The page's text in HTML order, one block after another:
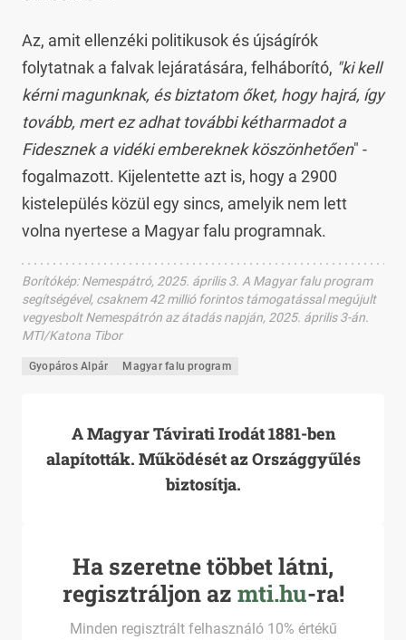
Az, amit ellenzéki politikusok és újságírók
folytatnak a falvak lejáratására, felháborító, "ki kell
kérni magunknak, és biztatom őket, hogy hajrá, így
tovább, mert ez adhat további kétharmadot a
Fidesznek a vidéki embereknek köszönhetően" -
fogalmazott. Kijelentette azt is, hogy a 2900
kistelepülés közül egy sincs, amelyik nem lett
volna nyertese a Magyar falu programnak.
Borítókép:Nemespátró, 2025. április 3. A Magyar falu program
segítségével, csaknem 42 millió forintos támogatással megújult
vegyesbolt Nemespátrón az átadás napján, 2025. április 3-án.
MTI/Katona Tibor
Gyopáros Alpár Magyar falu program
A Magyar Távirati Irodát 1881-ben
alapították. Működését az Országgyűlés
biztosítja.
Ha szeretne többet látni,
regisztráljon az mti.hu-ra!
Minden regisztrált felhasználó 10% értékű